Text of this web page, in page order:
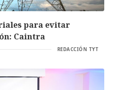
para evitar
Caintra
REDACCIÓN TYT